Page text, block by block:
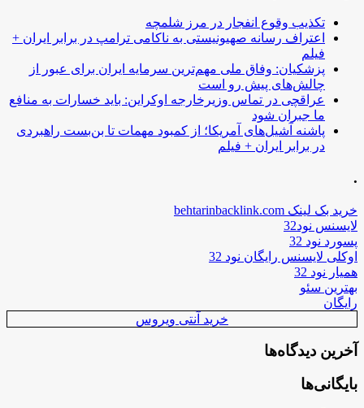
تکذیب وقوع انفجار در مرز شلمچه
اعتراف رسانه صهیونیستی به ناکامی ترامپ در برابر ایران +
فیلم
پزشکیان: وفاق ملی مهم‌ترین سرمایه ایران برای عبور از
چالش‌های پیش رو است
عراقچی در تماس وزیرخارجه اوکراین: باید خسارات به منافع
ما جبران شود
پاشنه آشیل‌های آمریکا؛ از کمبود مهمات تا بن‌بست راهبردی
در برابر ایران + فیلم
.
خرید بک لینک behtarinbacklink.com
لایسنس نود32
پسورد نود 32
اوکلی لایسنس رایگان نود 32
همیار نود 32
بهترین سئو
رایگان
خرید آنتی ویروس
آخرین دیدگاه‌ها
بایگانی‌ها